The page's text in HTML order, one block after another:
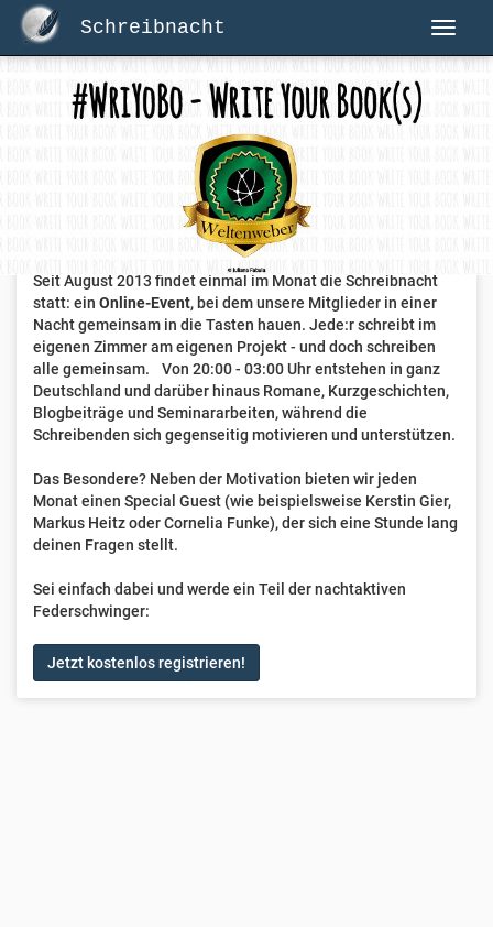
Schreibnacht
Herzlich Willkommen auf Schreibnacht.de
Hier erwartet dich eine aktive Federschwinger-Community
mit über 3.000 Mitgliedern.
Willkommen ist jede Person, die gerne schreibt
und Erfahrung sind nicht relevant, es zählt allein die Liebe
zum geschriebenen Wort.
Seit August 2013 findet einmal im Monat die Schreibnacht
statt: ein Online-Event, bei dem unsere Mitglieder in einer
Nacht gemeinsam in die Tasten hauen. Jede:r schreibt im
eigenen Zimmer am eigenen Projekt - und doch schreiben
alle gemeinsam. Von 20:00 - 03:00 Uhr entstehen in ganz
Deutschland und darüber hinaus Romane, Kurzgeschichten,
Blogbeiträge und Seminararbeiten, während die
Schreibenden sich gegenseitig motivieren und unterstützen.
Das Besondere? Neben der Motivation bieten wir jeden
Monat einen Special Guest (wie beispielsweise Kerstin Gier,
Markus Heitz oder Cornelia Funke), der sich eine Stunde lang
deinen Fragen stellt.
Sei einfach dabei und werde ein Teil der nachtaktiven
Federschwinger:
Jetzt kostenlos registrieren!